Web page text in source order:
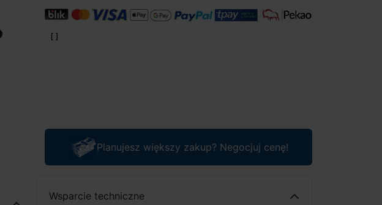
Planujesz większy zakup? Negocjuj cenę!
Wsparcie techniczne